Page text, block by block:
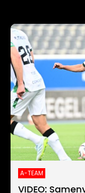
A-TEAM
VIDEO: